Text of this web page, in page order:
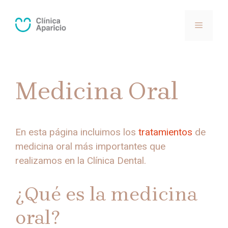
contenido
MENÚ
Medicina Oral
En esta página incluimos los tratamientos de
medicina oral más importantes que
realizamos en la Clínica Dental.
¿Qué es la medicina
oral?